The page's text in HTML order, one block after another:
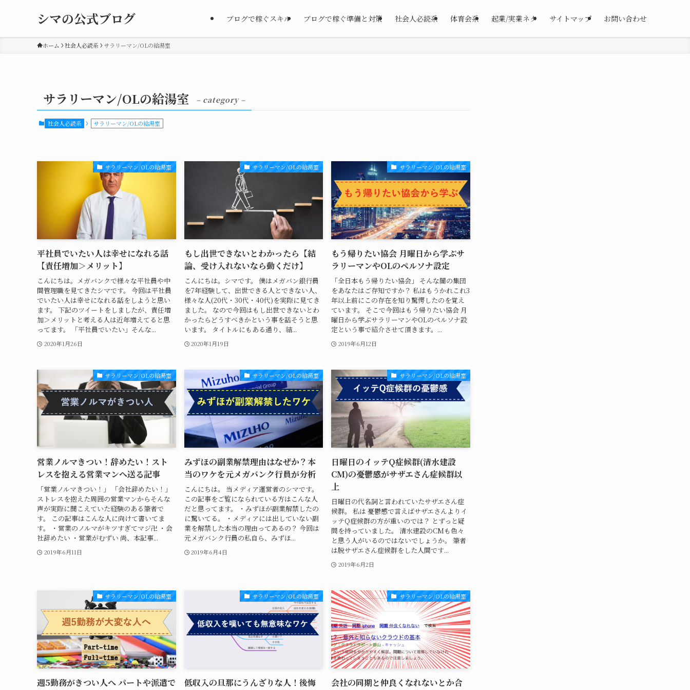
シマの公式ブログ ブログで稼ぐスキル ブログで稼ぐ準備と対策 社会人必読系 体育会系 起業/実業ネタ サイトマップ お問い合わせ
ホーム 社会人必読系 サラリーマン/OLの給湯室
サラリーマン/OLの給湯室 – category –
社会人必読系 サラリーマン/OLの給湯室
サラリーマン/OLの給湯室
平社員でいたい人は幸せになれる話
【責任増加＞メリット】
こんにちは。メガバンクで様々な平社員や中
間管理職を見てきたシマです。 今回は平社員
でいたい人は幸せになれる話をしようと思い
ます。 下記のツイートをしましたが、責任増
加＞メリットと考える人は近年増えてると思
ってます。 「平社員でいたい」そんな...
2020年1月26日
サラリーマン/OLの給湯室
もし出世できないとわかったら【結
論、受け入れないなら動くだけ】
こんにちは。シマです。 僕はメガバン銀行員
を7年経験して、出世できる人とできない人、
様々な人(20代・30代・40代)を実際に見てき
ました。 なので今回はもし出世できないとわ
かったらどうすべきかという事を話そうと思
います。 タイトルにもある通り、結...
2020年1月19日
サラリーマン/OLの給湯室
もう帰りたい協会 月曜日から学ぶサ
ラリーマンやOLのペルソナ設定
「全日本もう帰りたい協会」 そんな闇の集団
をあなたはご存知ですか？ 私はもうかれこれ3
年以上前にこの存在を知り驚愕したのを覚え
ています。 そこで今回はもう帰りたい協会 月
曜日から学ぶサラリーマンやOLのペルソナ設
定という事で紹介させて頂きます。...
2019年6月12日
サラリーマン/OLの給湯室
営業ノルマきつい！辞めたい！スト
レスを抱える営業マンへ送る記事
「営業ノルマきつい！」 「会社辞めたい！」
ストレスを抱えた周囲の営業マンからそんな
声が実際に聞こえていた経験のある筆者で
す。 この記事はこんな人に向けて書いてま
す。 ・営業のノルマがキツすぎてマジ卍 ・会
社辞めたい ・営業がむずい 尚、本記事...
2019年6月11日
サラリーマン/OLの給湯室
みずほの副業解禁理由はなぜか？本
当のワケを元メガバンク行員が分析
こんにちは。 当メディア運営者のシマです。
この記事をご覧になられている方はこんな人
だと思ってます。 ・みずほが副業解禁したの
に驚いてる。 ・メディアには出していない副
業を解禁した本当の理由ってあるの？ 今回は
元メガバンク行員の私自ら、みずほ...
2019年6月4日
サラリーマン/OLの給湯室
日曜日のイッテQ症候群(清水建設
CM)の憂鬱感がサザエさん症候群以
上
日曜日の代名詞と言われていたサザエさん症
候群。 私は 憂鬱感で言えばサザエさんよりイ
ッテQ症候群の方が重いのでは？ とずっと疑
問を持っていました。 清水建設のCMも色々
と思う人がいるのではないでしょうか。 筆者
は脱サザエさん症候群をした人間です...
2019年6月2日
サラリーマン/OLの給湯室
週5勤務がきつい人へ パートや派遣で
サラリーマン/OLの給湯室
低収入の旦那にうんざりな人！後悔
サラリーマン/OLの給湯室
会社の同期と仲良くなれないとか合